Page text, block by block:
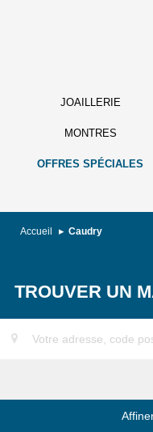
JOAILLERIE
MONTRES
OFFRES SPÉCIALES
Accueil Caudry
TROUVER UN